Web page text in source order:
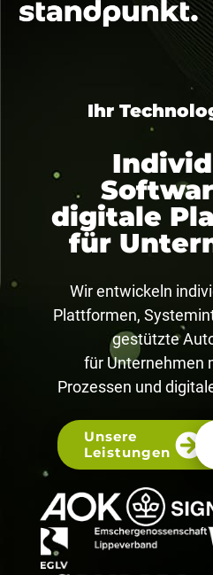
digitale
für
Wir entwickeln
Plattformen,
gestützte
für Unternehmen
Prozessen und
Unsere
Leistungen
Ihr